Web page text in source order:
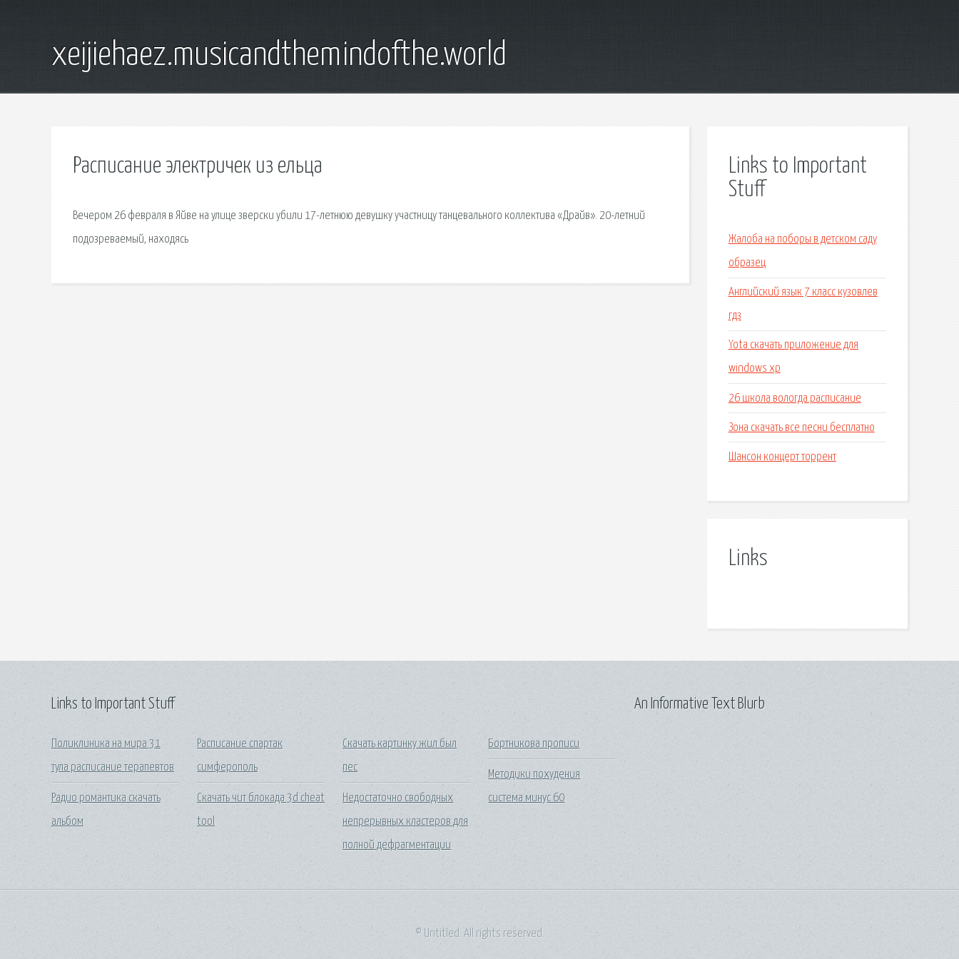
xeijiehaez.musicandthemindofthe.world
Расписание электричек из ельца
Вечером 26 февраля в Яйве на улице зверски убили 17-летнюю девушку участницу танцевального коллектива «Драйв». 20-летний
подозреваемый, находясь
Links to Important
Stuff
Жалоба на поборы в детском саду
образец
Английский язык 7 класс кузовлев
гдз
Yota скачать приложение для
windows xp
26 школа вологда расписание
Зона скачать все песни бесплатно
Шансон концерт торрент
Links
Links to Important Stuff
Поликлиника на мира 31
тула расписание терапевтов
Радио романтика скачать
альбом
Расписание спартак
симферополь
Скачать чит блокада 3d cheat
tool
Скачать картинку жил был
пес
Недостаточно свободных
непрерывных кластеров для
полной дефрагментации
Бортникова прописи
Методики похудения
система минус 60
An Informative Text Blurb
© Untitled. All rights reserved.